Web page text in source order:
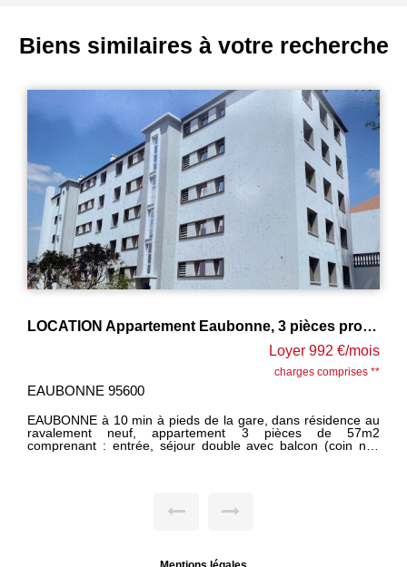
Biens similaires à votre recherche
LOCATION Appartement Eaubonne, 3 pièces proche gare
Loyer 992 €/mois
charges comprises **
EAUBONNE 95600
EAUBONNE à 10 min à pieds de la gare, dans résidence au
ravalement neuf, appartement 3 pièces de 57m2
comprenant : entrée, séjour double avec balcon (coin nuit
Honoraires agence à la charge du locataire 734.76EUROS